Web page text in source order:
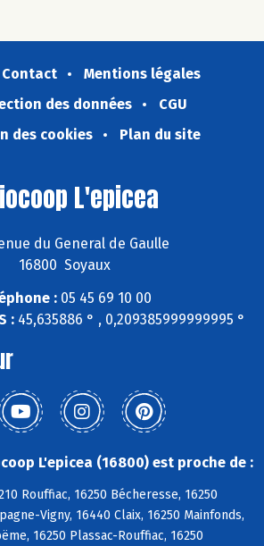
Contact
Mentions légales
des données
CGU
des cookies
Plan du site
L'epicea
du General de Gaulle
16800 Soyaux
:05 45 69 10 00
:45,635886 ° , 0,209385999999995 °
L'epicea (16800) est proche de :
Rouffiac, 16250 Bécheresse, 16250
Vigny, 16440 Claix, 16250 Mainfonds,
16250 Plassac-Rouffiac, 16250